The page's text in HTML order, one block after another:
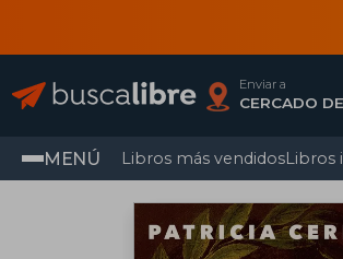
Enviar a
MENÚ Libros más vendidosLibros